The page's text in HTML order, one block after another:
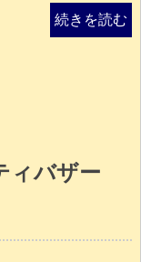
続きを読む
ィバザー